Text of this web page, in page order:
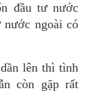
đầu tư nước
nước ngoài có
lên thì tình
còn gặp rất